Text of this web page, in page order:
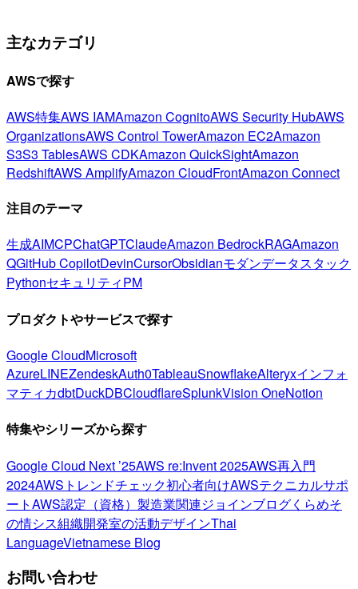
主なカテゴリ
AWSで探す
AWS特集AWS IAMAmazon CognitoAWS Security HubAWS
OrganizationsAWS Control TowerAmazon EC2Amazon
S3S3 TablesAWS CDKAmazon QuickSightAmazon
RedshiftAWS AmplifyAmazon CloudFrontAmazon Connect
注目のテーマ
生成AIMCPChatGPTClaudeAmazon BedrockRAGAmazon
QGitHub CopilotDevinCursorObsidianモダンデータスタック
PythonセキュリティPM
プロダクトやサービスで探す
Google CloudMicrosoft
AzureLINEZendeskAuth0TableauSnowflakeAlteryxインフォ
マティカdbtDuckDBCloudflareSplunkVision OneNotion
特集やシリーズから探す
Google Cloud Next ’25AWS re:Invent 2025AWS再入門
2024AWSトレンドチェック初心者向けAWSテクニカルサポ
ートAWS認定（資格） 製造業関連ジョインブログくらめそ
の情シス組織開発室の活動デザインThai
LanguageVietnamese Blog
お問い合わせ